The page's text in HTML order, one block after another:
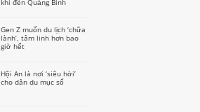
khi đến Quảng Bình
Gen Z muốn du lịch ‘chữa
lành’, tâm linh hơn bao
giờ hết
Hội An là nơi ‘siêu hời’
cho dân du mục số